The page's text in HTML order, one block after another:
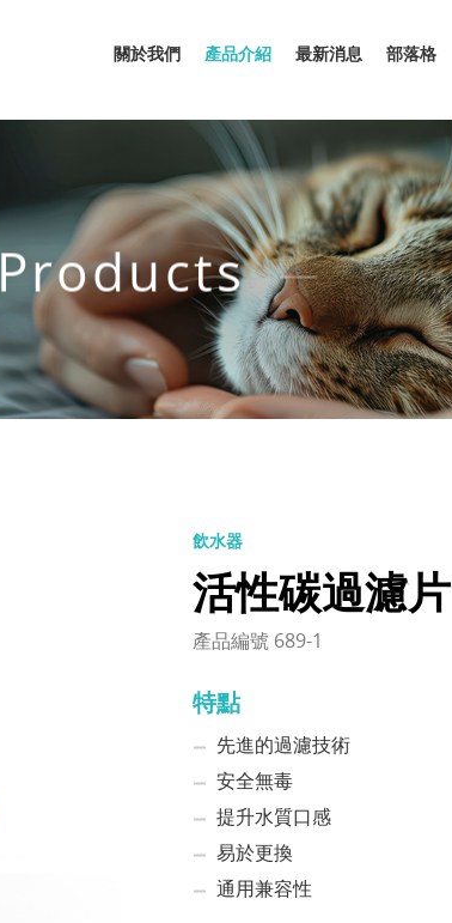
關於我們 產品介紹 最新消息 部落格
Products
飲水器
活性碳過濾片
產品編號 689-1
特點
先進的過濾技術
安全無毒
提升水質口感
易於更換
通用兼容性